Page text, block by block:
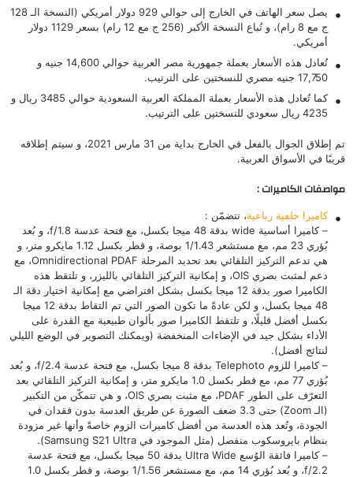
يصل سعر الهاتف في الخارج إلى حوالي 929 دولار أمريكي (النسخة الـ 128
ج مع 8 رام)، و تُباع النسخة الأكبر (256 ج مع 12 رام) بسعر 1129 دولار
أمريكي.
تُعادل هذه الأسعار بعملة جمهورية مصر العربية حوالي 14,600 جنيه و
17,750 جنيه مصري للنسختين على الترتيب.
كما تُعادل هذه الأسعار بعملة المملكة العربية السعودية حوالي 3485 ريال و
4235 ريال سعودي للنسختين على الترتيب.
تم إطلاق الجوال بالفعل في الخارج بداية من 31 مارس 2021، و سيتم إطلاقه
قريبًا في الأسواق العربية.
مواصفات الكاميرات :
كاميرا خلفية رباعية، تتضمّن :
– كاميرا أساسية wide بدقة 48 ميجا بكسل، مع فتحة عدسة f/1.8، و بُعد
بُؤري 23 مم، مع مستشعر 1/1.43 بوصة، و قطر بكسل 1.12 مايكرو متر، و
هي تدعم التركيز التلقائي بعد تحديد المرحلة Omnidirectional PDAF، مع
دعم لمثبت بصري OIS، و إمكانية التركيز التلقائي بالليزر، و تلتقط هذه
الكاميرا صور بدقة 12 ميجا بكسل بشكل افتراضي مع إمكانية اختيار دقة الـ
48 ميجا بكسل، و لكن عادةً ما تكون الصور التي تم التقاط بدقة 12 ميجا
بكسل أفضل قليلًا، و تلتقط الكاميرا صور بألوان طبيعية مع القدرة على
الأداء بشكل جيد في الإضاءات المنخفضة (ويمكنك التصوير في الوضع الليلي
لنتائج أفضل).
– كاميرا للزوم Telephoto بدقة 8 ميجا بكسل، مع فتحة عدسة f/2.4، و بُعد
بُؤري 77 مم، مع قطر بكسل 1.0 مايكرو متر، و إمكانية التركيز التلقائي بعد
التعرّف على الطور PDAF، مع مثبت بصري OIS، و هي تتمكّن من التكبير
(الـ Zoom) حتى 3.3 ضعف الصورة عن طريق العدسة بدون فقدان في
الجودة، وتُعد هذه العدسة من أفضل كاميرات الزوم خاصةً وأنها غير مزودة
بنظام بايروسكوب منفصل (مثل الموجود في Samsung S21 Ultra
).
– كاميرا فائقة الوُسع Ultra Wide بدقة 50 ميجا بكسل، مع فتحة عدسة
f/2.2، و بُعد بُؤري 14 مم، مع مستشعر 1/1.56 بوصة، و قطر بكسل 1.0